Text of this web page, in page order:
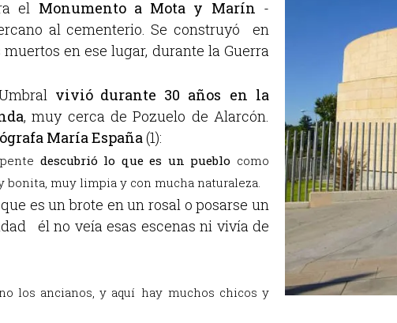
el Monumento a Mota y Marín -
al cementerio. Se construyó en
en ese lugar, durante la Guerra
vivió durante 30 años en la
, muy cerca de Pozuelo de Alarcón.
María España(1):
descubrió lo que es un pueblo como
bonita, muy limpia y con mucha naturaleza.
es un brote en un rosal o posarse un
él no veía esas escenas ni vivía de
los ancianos, y aquí hay muchos chicos y